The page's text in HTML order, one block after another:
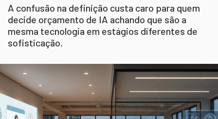
A confusão na definição custa caro para quem
decide orçamento de IA achando que são a
mesma tecnologia em estágios diferentes de
sofisticação.